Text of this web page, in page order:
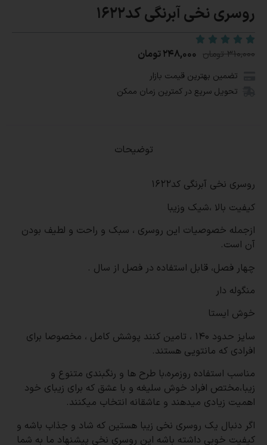
روسری نخی آبرنگی کد1622
۳۱۰,۰۰۰ تومان ۲۴۸,۰۰۰تومان
تضمین بهترین قیمت بازار
تحویل سریع در کمترین زمان ممکن
توضیحات
روسری نخی آبرنگی کد1622
کیفیت بالا ،شیک وزیبا
ازجمله خصوصیات این روسری ، سبک و راحت و لطیف بودن
آن است.
چهار فصل، قابل استفاده در فصل از سال .
منگوله دار
خوش ایستا
سایز حدود 140 ، تامین کنند پوشش کامل ، مخصوصا برای
افرادی که مانتویی هستند.
مناسب استفاده روزمره،با طرح ها و رنگبندی متنوع و
زیبا،مختص افراد خوش سلیغه و با عشق که برای زیبای خود
اهمیت زیادی میدهند و عاشقانه انتخاب میکنند.
اگر دنبال یک روسری نخی زیبا هستین که شاد و جذاب باشه و
کیفیت خوبی داشته باشه این روسری نخی پیشنهاد ما به شما